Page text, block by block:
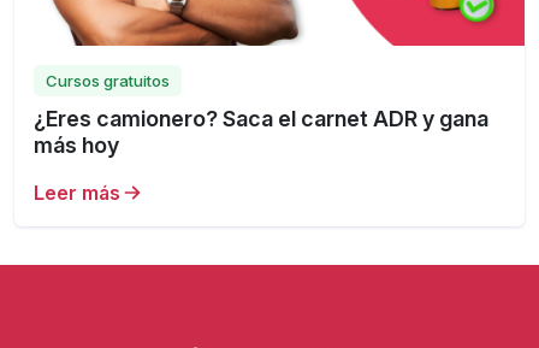
Cursos gratuitos
¿Eres camionero? Saca el carnet ADR y gana
más hoy
Leer más